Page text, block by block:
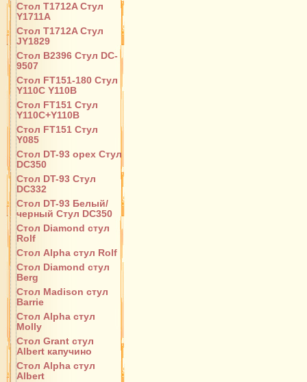
Стол T1712A Стул
Y1711A
Стол T1712A Стул
JY1829
Стол B2396 Стул DC-
9507
Стол FT151-180 Стул
Y110С Y110B
Стол FT151 Стул
Y110C+Y110B
Стол FT151 Стул
Y085
Стол DT-93 орех Стул
DC350
Стол DT-93 Стул
DC332
Стол DT-93 Белый/
черный Стул DC350
Стол Diamond стул
Rolf
Стол Alpha стул Rolf
Стол Diamond стул
Berg
Стол Madison стул
Barrie
Стол Alpha стул
Molly
Стол Grant стул
Albert капучино
Стол Alpha стул
Albert